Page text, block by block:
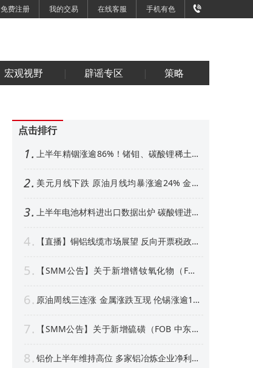
免费注册 我的交易 在线客服 手机有色
宏观视野 辟谣专区 策略
点击排行
1
上半年精铟涨逾86%！锗钼、碳酸锂稀土紧
2 美元月线下跌 原油月线均暴涨逾24% 金属
3 上半年电池材料进出口数据出炉 碳酸锂进口
4
【直播】铜铝线缆市场展望 反向开票税政形
5
【SMM公告】关于新增镨钕氧化物（FOB
6
原油周线三连涨 金属涨跌互现 伦锡涨逾1%
7
【SMM公告】关于新增硫磺（FOB 中东）
8 铝价上半年维持高位 多家铝冶炼企业净利预